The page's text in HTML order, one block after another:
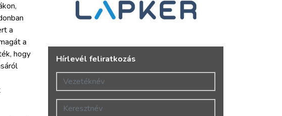
a
a
hogy
Hírlevél feliratkozás
Vezetéknév
Keresztnév